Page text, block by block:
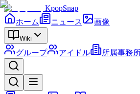
KpopSnap
ホーム
ニュース 画像
Wiki
グループ アイドル 所属事務